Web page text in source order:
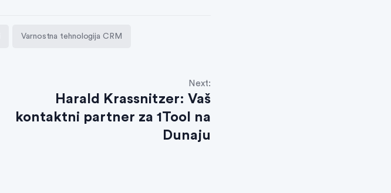
Varnostna tehnologija CRM
Next:
Harald Krassnitzer: Vaš
kontaktni partner za 1Tool na
Dunaju